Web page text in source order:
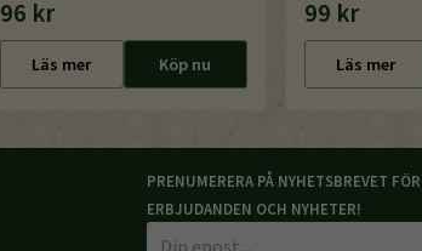
96 kr
Läs mer Köp nu
99 kr
Läs mer
PRENUMERERA PÅ NYHETSBREVET
ERBJUDANDEN OCH NYHETER!